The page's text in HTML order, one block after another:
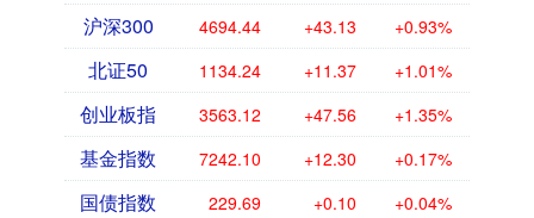
沪深300 4694.44 +43.13 +0.93%
北证50 1134.24 +11.37 +1.01%
创业板指 3563.12 +47.56 +1.35%
基金指数 7242.10 +12.30 +0.17%
国债指数 229.69 +0.10 +0.04%